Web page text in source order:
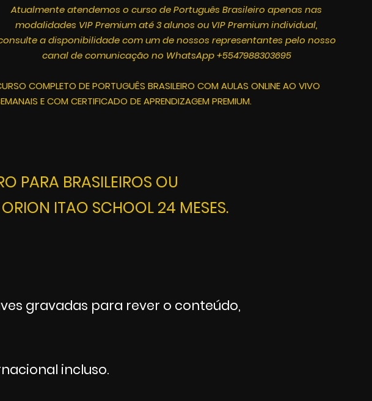
Atualmenteatendemos o curso de Português Brasileiro apenas nas
modalidades VIP Premium até 3 alunos ou VIP Premium individual,
a disponibilidade com um de nossos representantes pelo nosso
canal de comunicação no WhatsApp +5547988303695
COMPLETO DE PORTUGUÊS BRASILEIRO COM AULAS ONLINE AO VIVO
E COM CERTIFICADO DE APRENDIZAGEM PREMIUM.
PARA BRASILEIROS OU
ORION ITAO SCHOOL 24 MESES.
gravadas para rever o conteúdo,
incluso.